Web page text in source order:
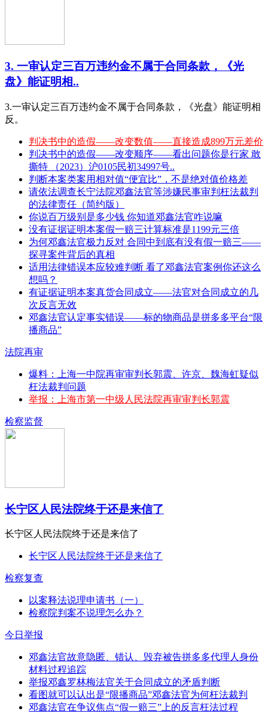
3. 一审认定三百万违约金不属于合同条款，《光
盘》能证明相..
3.一审认定三百万违约金不属于合同条款，《光盘》能证明相
反。
判决书中的造假——改变数值——直接造成899万元差价
判决书中的造假——改变顺序——看出问题你是行家 敢
撕特 （2023）沪0105民初34997号..
判断本案类案用相对值“便宜比”，不是绝对值价格差
请依法调查长宁法院邓鑫法官等涉嫌民事审判枉法裁判
的法律责任（简约版）
你说百万级别是多少钱 你知道邓鑫法官咋说嘛
没有证据证明本案假一赔三计算标准是1199元三倍
为何邓鑫法官极力反对 合同中到底有没有假一赔三——
探寻案件背后的真相
适用法律错误本应较难判断 看了邓鑫法官案例你还这么
想吗？
有证据证明本案真货合同成立——法官对合同成立的几
次反言无效
邓鑫法官认定事实错误——标的物商品是拼多多平台“限
播商品”
法院再审
爆料：上海一中院再审审判长郭震、许京、魏海虹疑似
枉法裁判问题
举报：上海市第一中级人民法院再审审判长郭震
检察监督
长宁区人民法院终于还是来信了
长宁区人民法院终于还是来信了
长宁区人民法院终于还是来信了
检察复查
以案释法说理申请书（一）
检察院判案不说理怎么办？
今日举报
邓鑫法官故意隐匿、错认、毁弃被告拼多多代理人身份
材料过程追踪
举报邓鑫罗林梅法官关于合同成立的矛盾判断
看图就可以认出是“限播商品”邓鑫法官为何枉法裁判
邓鑫法官在争议焦点“假一赔三”上的反言枉法过程